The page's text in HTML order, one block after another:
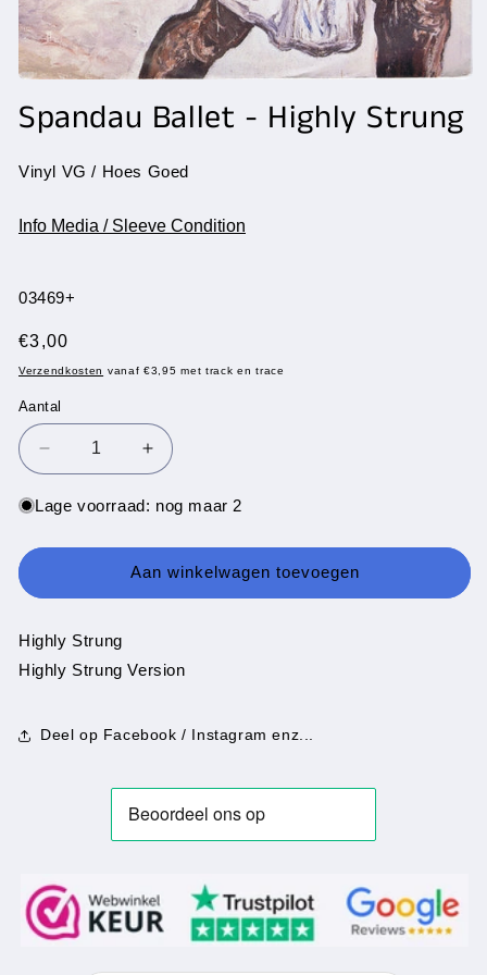
1
openen
Spandau Ballet - Highly Strung
Vinyl VG / Hoes Goed
Info Media / Sleeve Condition
SKU:
03469+
Normale
prijs
€3,00
Verzendkosten vanaf €3,95 met track en trace
Aantal
Aantal
Aantal
verlagen
voor
Ballet
Highly
Aantal
verhogen
voor
Ballet
-
Highly
Lage voorraad: nog maar 2
Aan winkelwagen toevoegen
Highly Strung
Highly Strung Version
Deel op Facebook / Instagram enz...